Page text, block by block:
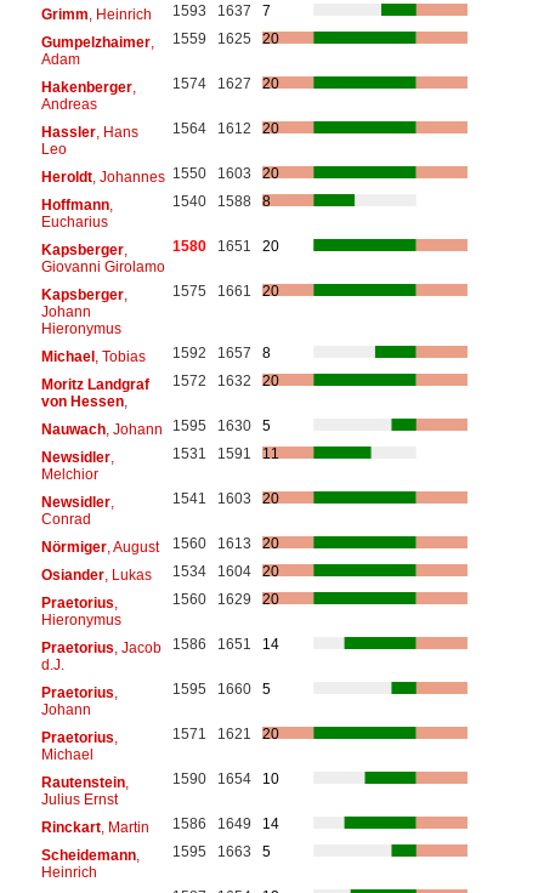
Grimm , Heinrich 1593 1637
7
Gumpelzhaimer,
Adam
1559 1625 20
Hakenberger,
Andreas
1574 1627 20
Hassler, Hans
Leo
1564 1612 20
Heroldt, Johannes 1550 1603
20
Hoffmann,
Eucharius
1540 1588 8
Kapsberger,
Giovanni Girolamo
1580 1651 20
Kapsberger,
Johann
Hieronymus
1575 1661 20
Michael, Tobias 1592 1657
8
Moritz Landgraf
von Hessen,
1572 1632 20
Nauwach, Johann 1595 1630
5
Newsidler,
Melchior
1531 1591 11
Newsidler,
Conrad
1541 1603 20
Nörmiger, August 1560 1613
20
Osiander, Lukas 1534 1604
20
Praetorius
Hieronymus
1560 1629 20
Praetorius , Jacob
d.J.
1586 1651 14
Praetorius
Johann
1595 1660 5
Praetorius
Michael
1571 1621 20
Rautenstein,
Julius Ernst
1590 1654 10
Rinckart, Martin 1586 1649
14
Scheidemann,
Heinrich
1595 1663 5